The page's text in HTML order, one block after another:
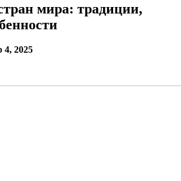
мира: традиции,
4, 2025